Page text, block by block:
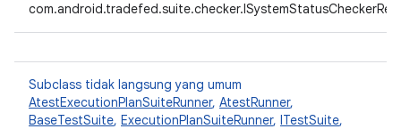
Subclass tidak langsung yang umum
AtestExecutionPlanSuiteRunner, AtestRunner,
BaseTestSuite, ExecutionPlanSuiteRunner, ITestSuite,